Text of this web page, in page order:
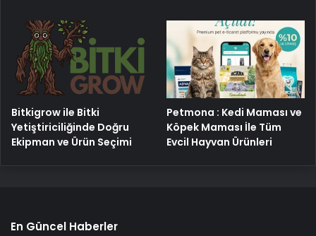
Bitkigrow ile Bitki
Yetiştiriciliğinde Doğru
Ekipman ve Ürün Seçimi
Petmona : Kedi Maması ve
Köpek Maması İle Tüm
Evcil Hayvan Ürünleri
En Güncel Haberler